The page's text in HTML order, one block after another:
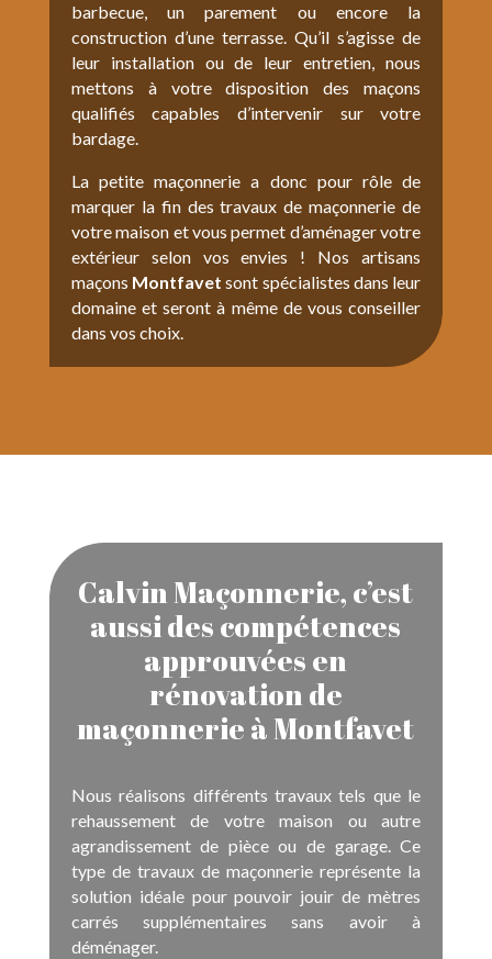
barbecue, un parement ou encore la
construction d’une terrasse. Qu’il s’agisse de
leur installation ou de leur entretien, nous
mettons à votre disposition des maçons
qualifiés capables d’intervenir sur votre
bardage.
La petite maçonnerie a donc pour rôle de
marquer la fin des travaux de maçonnerie de
votre maison et vous permet d’aménager votre
extérieur selon vos envies ! Nos artisans
maçons Montfavet sont spécialistes dans leur
domaine et seront à même de vous conseiller
dans vos choix.
Calvin Maçonnerie, c’est
aussi des compétences
approuvées en
rénovation de
maçonnerie à Montfavet
Nous réalisons différents travaux tels que le
rehaussement de votre maison ou autre
agrandissement de pièce ou de garage. Ce
type de travaux de maçonnerie représente la
solution idéale pour pouvoir jouir de mètres
carrés supplémentaires sans avoir à
déménager.